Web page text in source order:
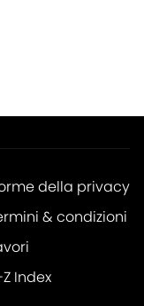
della privacy
& condizioni
Index